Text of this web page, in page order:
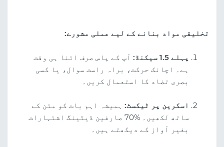
تخلیقی مواد بنانے کے لیے عملی مشورے:
پہلے 1.5 سیکنڈ:
آپ کے پاس صرف اتنا ہی وقت
ہے۔ اچانک حرکت، براہ راست سوال، یا کسی
بصری تضاد کا استعمال کریں۔
اسکرین پر ٹیکسٹ: ہمیشہ اہم بات کو متن کے
ساتھ لکھیں۔ %70 صارفین ڈیٹینگ اشتہارات
بغیر آواز کے دیکھتے ہیں۔